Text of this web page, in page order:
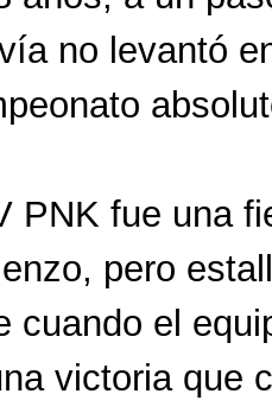
no levantó
PNK fue una
pero
cuando el
victoria que